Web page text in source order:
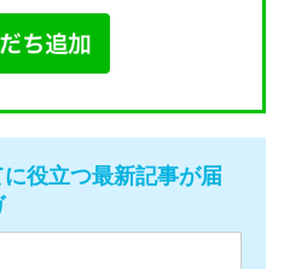
役立つ最新記事が届